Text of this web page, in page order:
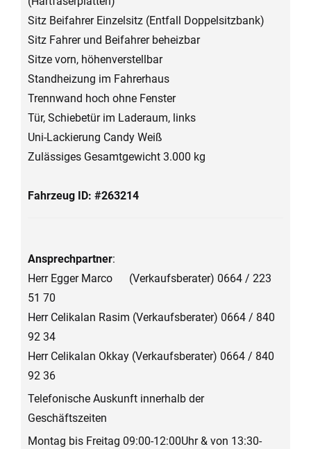
Sitz Beifahrer Einzelsitz (Entfall Doppelsitzbank)
Sitz Fahrer und Beifahrer beheizbar
Sitze vorn, höhenverstellbar
Standheizung im Fahrerhaus
Trennwand hoch ohne Fenster
Tür, Schiebetür im Laderaum, links
Uni-Lackierung Candy Weiß
Zulässiges Gesamtgewicht 3.000 kg
Fahrzeug ID: #263214
Ansprechpartner:
Herr Egger Marco (Verkaufsberater) 0664 / 223
51 70
Herr Celikalan Rasim (Verkaufsberater) 0664 / 840
92 34
Herr Celikalan Okkay (Verkaufsberater) 0664 / 840
92 36
Telefonische Auskunft innerhalb der
Geschäftszeiten
Montag bis Freitag 09:00-12:00Uhr & von 13:30-